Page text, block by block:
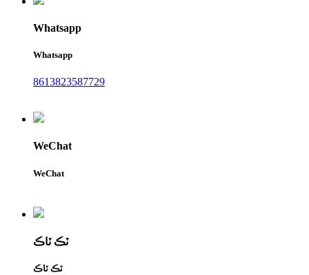
Whatsapp
Whatsapp
8613823587729
WeChat
WeChat
ٽڪ ٽاڪ
ٽڪ ٽاڪ